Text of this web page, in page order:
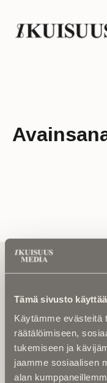
Tämä sivusto
Käytämme evästeitä
räätälöimiseen,
tukemiseen ja
jaamme sosiaalisen
alan
Tilaa uutiskirje -
artikkelien pariin!
Kirjoita alle
etteivät kiinnostavat
Uutiskirje on
Kirjoita tähän
tulevan: